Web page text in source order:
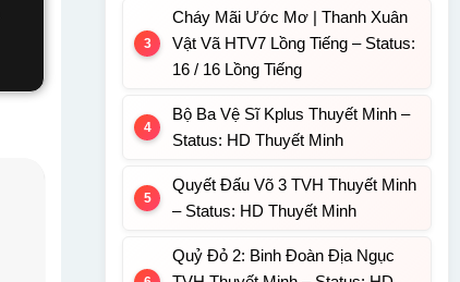
Cháy Mãi Ước Mơ | Thanh Xuân
Vật Vã HTV7 Lồng Tiếng – Status:
16 / 16 Lồng Tiếng
Bộ Ba Vệ Sĩ Kplus Thuyết Minh –
Status: HD Thuyết Minh
Quyết Đấu Võ 3 TVH Thuyết Minh
– Status: HD Thuyết Minh
Quỷ Đỏ 2: Binh Đoàn Địa Ngục